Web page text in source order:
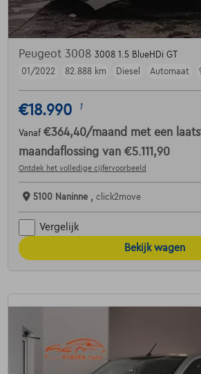
Peugeot 3008 3008 1.5 BlueHDi GT
01/2022
82.888 km Diesel Automaat
€18.990 1
Vanaf €364,40/maand met een
maandaflossing van €5.111,90
Ontdek het volledige cijfervoorbeeld
5100 Naninne , click2move
Vergelijk
Bekijk wagen